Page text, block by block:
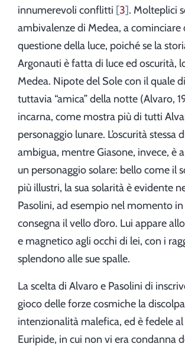
innumerevoli conflitti 3 . Molteplici
ambivalenze di Medea, a cominciare
questione della luce, poiché se la
Argonauti è fatta di luce ed oscurità,
Medea. Nipote del Sole con il quale
tuttavia “amica” della notte (Alvaro,
incarna, come mostra più di tutti
personaggio lunare. L’oscurità stessa
ambigua, mentre Giasone, invece, è
un personaggio solare: bello come il
più illustri, la sua solarità è evidente
Pasolini, ad esempio nel momento in
consegna il vello d’oro. Lui appare
e magnetico agli occhi di lei, con i
splendono alle sue spalle.
La scelta di Alvaro e Pasolini di
gioco delle forze cosmiche la
intenzionalità malefica, ed è fedele
Euripide, in cui non vi era condanna